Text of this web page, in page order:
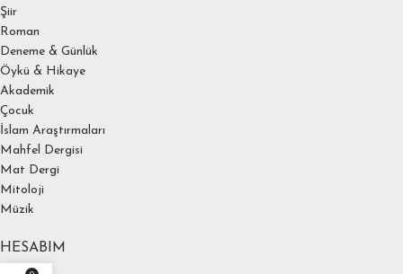
Şiir
Roman
Deneme & Günlük
Öykü & Hikaye
Akademik
Çocuk
İslam Araştırmaları
Mahfel Dergisi
Mat Dergi
Mitoloji
Müzik
HESABIM